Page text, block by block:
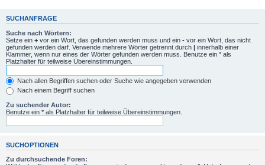
SUCHANFRAGE
Suche nach Wörtern:
Setze ein + vor ein Wort, das gefunden werden muss und ein - vor ein Wort, das nicht
gefunden werden darf. Verwende mehrere Wörter getrennt durch | innerhalb einer
Klammer, wenn nur eines der Wörter gefunden werden muss. Benutze ein * als
Platzhalter für teilweise Übereinstimmungen.
Nach allen Begriffen suchen oder Suche wie angegeben verwenden
Nach einem Begriff suchen
Zu suchender Autor:
Benutze ein * als Platzhalter für teilweise Übereinstimmungen.
SUCHOPTIONEN
Zu durchsuchende Foren: